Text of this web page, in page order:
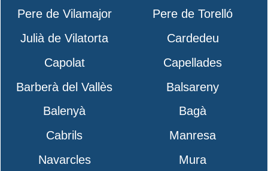
Pere de Vilamajor
Pere de Torelló
Julià de Vilatorta
Cardedeu
Capolat
Capellades
Barberà del Vallès
Balsareny
Balenyà
Bagà
Cabrils
Manresa
Navarcles
Mura